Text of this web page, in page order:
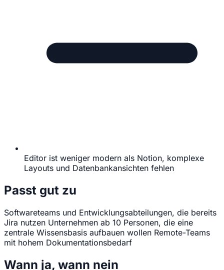
Editor ist weniger modern als Notion, komplexe
Layouts und Datenbankansichten fehlen
Passt gut zu
Softwareteams und Entwicklungsabteilungen, die bereits
Jira nutzen Unternehmen ab 10 Personen, die eine
zentrale Wissensbasis aufbauen wollen Remote-Teams
mit hohem Dokumentationsbedarf
Wann ja, wann nein